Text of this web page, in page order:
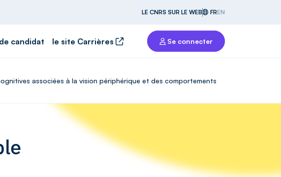
LE CNRS SUR LE WEB FREN
candidat le site Carrières Se connecter
associées à la vision périphérique et des comportements